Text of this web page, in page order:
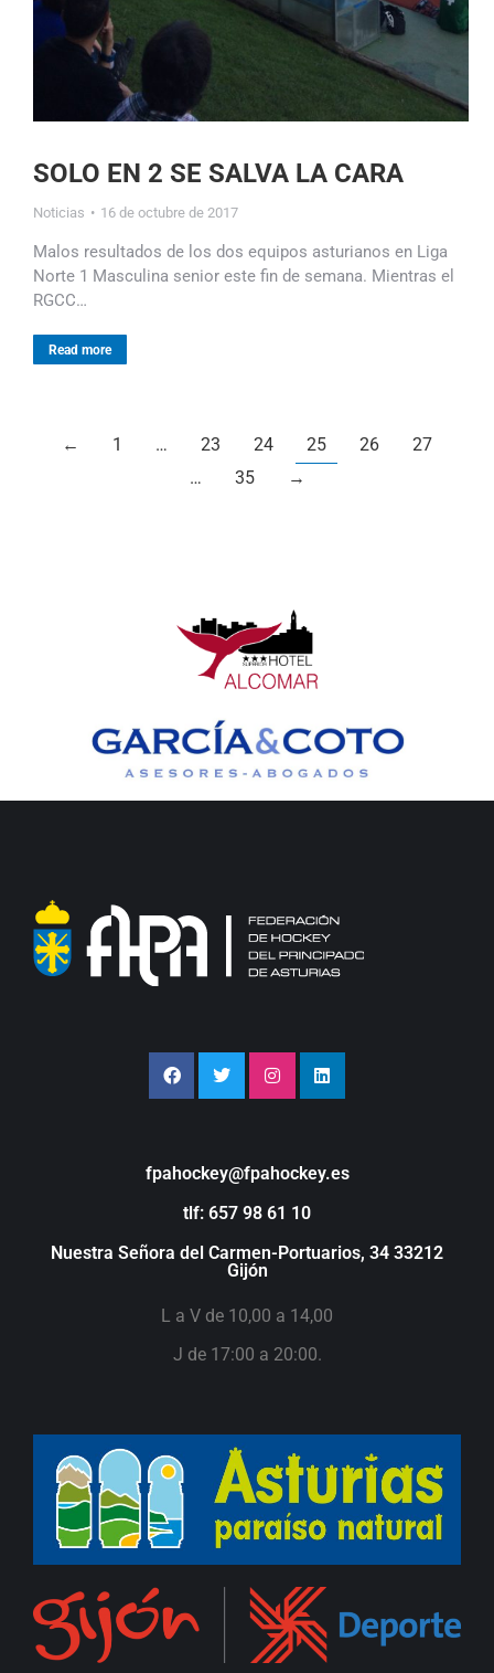
SOLO EN 2 SE SALVA LA CARA
Noticias 16 de octubre de 2017
Malos resultados de los dos equipos asturianos en Liga
Norte 1 Masculina senior este fin de semana. Mientras el
RGCC…
Read more
← 1 … 23 24 25 26
27
…
35 →
fpahockey@fpahockey.es
tlf: 657 98 61 10
Nuestra Señora del Carmen-Portuarios, 34 33212
Gijón
L a V de 10,00 a 14,00
J de 17:00 a 20:00.